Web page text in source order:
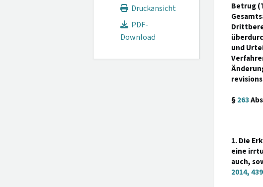
Druckansicht
PDF-
Download
Betrug
und
§263
1. Die
eine
auch,
2014, 439